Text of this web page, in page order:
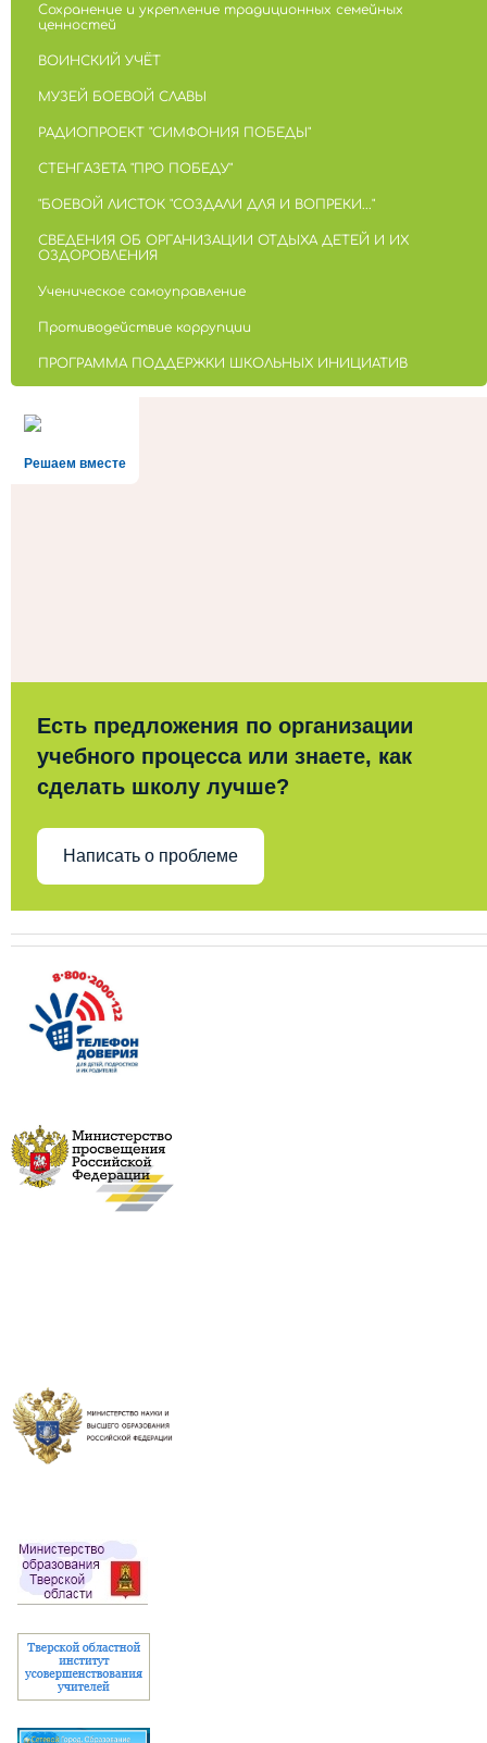
Сохранение и укрепление традиционных семейных
ценностей
ВОИНСКИЙ УЧЁТ
МУЗЕЙ БОЕВОЙ СЛАВЫ
РАДИОПРОЕКТ "СИМФОНИЯ ПОБЕДЫ"
СТЕНГАЗЕТА "ПРО ПОБЕДУ"
"БОЕВОЙ ЛИСТОК "СОЗДАЛИ ДЛЯ И ВОПРЕКИ..."
СВЕДЕНИЯ ОБ ОРГАНИЗАЦИИ ОТДЫХА ДЕТЕЙ И ИХ
ОЗДОРОВЛЕНИЯ
Ученическое самоуправление
Противодействие коррупции
ПРОГРАММА ПОДДЕРЖКИ ШКОЛЬНЫХ ИНИЦИАТИВ
Решаем вместе
Есть предложения по организации
учебного процесса или знаете, как
сделать школу лучше?
Написать о проблеме